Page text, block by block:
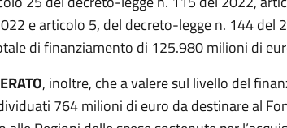
e articolo 5, del decreto-legge n. 144 del
di finanziamento di 125.980 milioni di
, inoltre, che a valere sul livello del
764 milioni di euro da destinare al